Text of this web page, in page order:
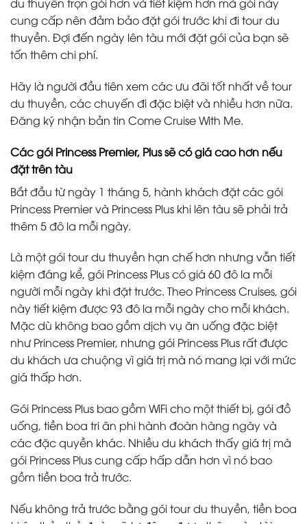
cung cấp nên đảm bảo đặt gói trước khi đi tour du
thuyền. Đợi đến ngày lên tàu mới đặt gói của bạn sẽ
tốn thêm chi phí.
Hãy là người đầu tiên xem các ưu đãi tốt nhất về tour
du thuyền, các chuyến đi đặc biệt và nhiều hơn nữa.
Đăng ký nhận bản tin Come Cruise With Me.
Các gói Princess Premier, Plus sẽ có giá cao hơn nếu
đặt trên tàu
Bắt đầu từ ngày 1 tháng 5, hành khách đặt các gói
Princess Premier và Princess Plus khi lên tàu sẽ phải trả
thêm 5 đô la mỗi ngày.
Là một gói tour du thuyền hạn chế hơn nhưng vẫn tiết
kiệm đáng kể, gói Princess Plus có giá 60 đô la mỗi
người mỗi ngày khi đặt trước. Theo Princess Cruises, gói
này tiết kiệm được 93 đô la mỗi ngày cho mỗi khách.
Mặc dù không bao gồm dịch vụ ăn uống đặc biệt
như Princess Premier, nhưng gói Princess Plus rất được
du khách ưa chuộng vì giá trị mà nó mang lại với mức
giá thấp hơn.
Gói Princess Plus bao gồm WiFi cho một thiết bị, gói đồ
uống, tiền boa tri ân phi hành đoàn hàng ngày và
các đặc quyền khác. Nhiều du khách thấy giá trị mà
gói Princess Plus cung cấp hấp dẫn hơn vì nó bao
gồm tiền boa trả trước.
Nếu không trả trước bằng gói tour du thuyền, tiền boa